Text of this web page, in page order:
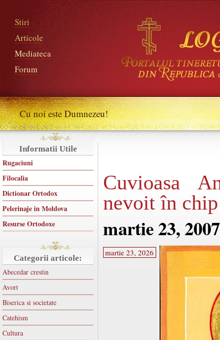
Stiri
Articole
Mediateca
Forum
Cu noi este Dumnezeu!
Informatii Utile
Rugaciuni
Filocalia
Dictionar Ortodox
Pelerinaje in Moldova
Resurse Ortodoxe
Categorii articole:
Abecedar crestin
Avort
Biserica si societate
Catehism
Cultura
Cuvioasa
nevoit în
martie 23, 2007
martie 23, 2026